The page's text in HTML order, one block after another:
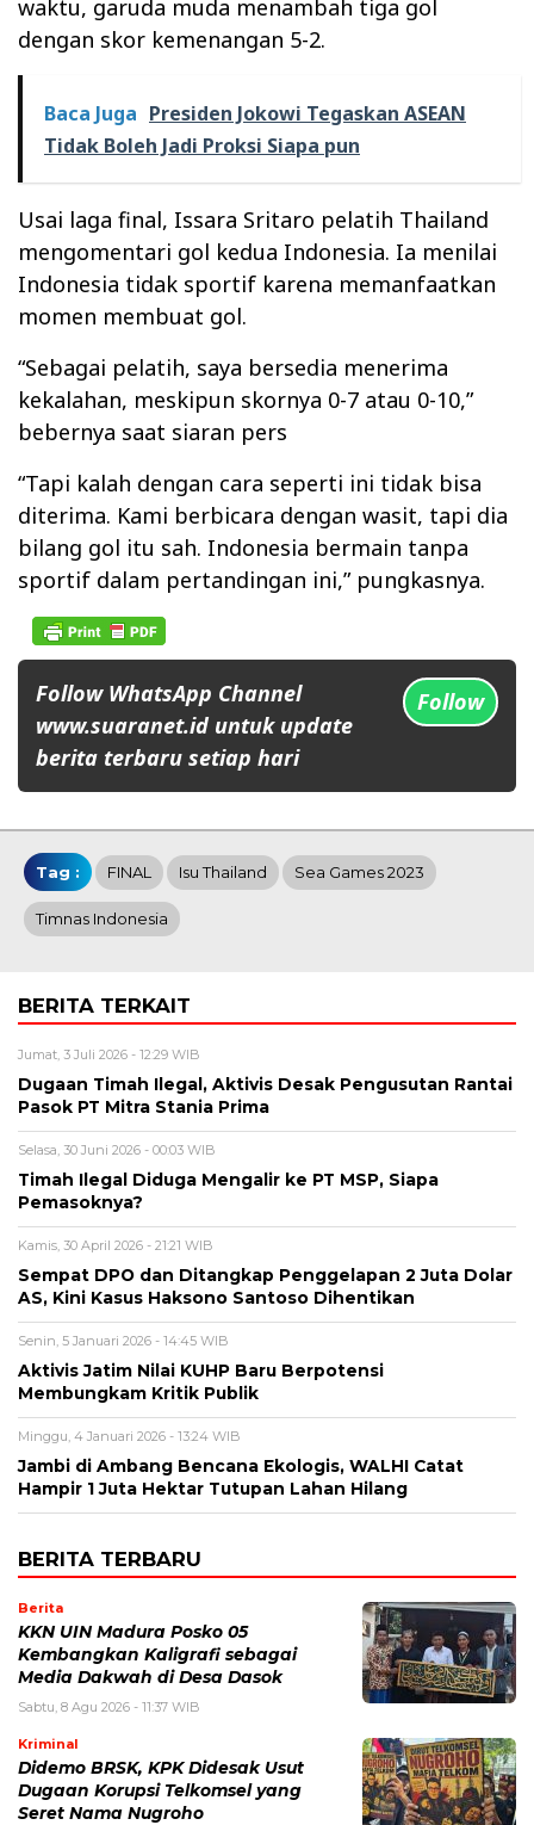
waktu, garuda muda menambah tiga gol
dengan skor kemenangan 5-2.
Baca Juga Presiden Jokowi Tegaskan ASEAN
Tidak Boleh Jadi Proksi Siapa pun
Usai laga final, Issara Sritaro pelatih Thailand
mengomentari gol kedua Indonesia. Ia menilai
Indonesia tidak sportif karena memanfaatkan
momen membuat gol.
“Sebagai pelatih, saya bersedia menerima
kekalahan, meskipun skornya 0-7 atau 0-10,”
bebernya saat siaran pers
“Tapi kalah dengan cara seperti ini tidak bisa
diterima. Kami berbicara dengan wasit, tapi dia
bilang gol itu sah. Indonesia bermain tanpa
sportif dalam pertandingan ini,” pungkasnya.
Follow WhatsApp Channel
www.suaranet.id untuk update
berita terbaru setiap hari
Follow
Tag : FINAL Isu Thailand Sea Games 2023
Timnas Indonesia
BERITA TERKAIT
Jumat, 3 Juli 2026 - 12:29 WIB
Dugaan Timah Ilegal, Aktivis Desak Pengusutan Rantai
Pasok PT Mitra Stania Prima
Selasa, 30 Juni 2026 - 00:03 WIB
Timah Ilegal Diduga Mengalir ke PT MSP, Siapa
Pemasoknya?
Kamis, 30 April 2026 - 21:21 WIB
Sempat DPO dan Ditangkap Penggelapan 2 Juta Dolar
AS, Kini Kasus Haksono Santoso Dihentikan
Senin, 5 Januari 2026 - 14:45 WIB
Aktivis Jatim Nilai KUHP Baru Berpotensi
Membungkam Kritik Publik
Minggu, 4 Januari 2026 - 13:24 WIB
Jambi di Ambang Bencana Ekologis, WALHI Catat
Hampir 1 Juta Hektar Tutupan Lahan Hilang
BERITA TERBARU
Berita
KKN UIN Madura Posko 05
Kembangkan Kaligrafi sebagai
Media Dakwah di Desa Dasok
Sabtu, 8 Agu 2026 - 11:37 WIB
Kriminal
Didemo BRSK, KPK Didesak Usut
Dugaan Korupsi Telkomsel yang
Seret Nama Nugroho